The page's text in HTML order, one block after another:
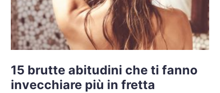
15 brutte abitudini che ti fanno
invecchiare più in fretta